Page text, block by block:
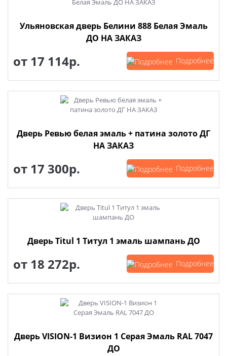
Ульяновская дверь Белини 888 Белая Эмаль
ДО НА ЗАКАЗ
от 17 114р. Подробнее
Дверь Ревью белая эмаль + патина золото ДГ
НА ЗАКАЗ
от 17 300р. Подробнее
Дверь Titul 1 Титул 1 эмаль шампань ДО
от 18 272р. Подробнее
Дверь VISION-1 Визион 1 Серая Эмаль RAL 7047
ДО